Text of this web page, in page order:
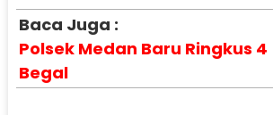
Baca Juga :
Polsek Medan Baru Ringkus 4
Begal